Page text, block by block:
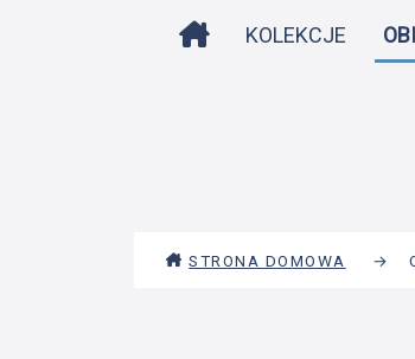
STRONA DOMOWA
KOLEKCJE
STRONA DOMOWA →